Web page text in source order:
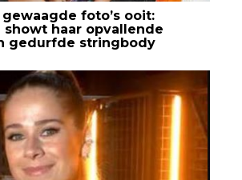
gewaagde foto’s ooit:
haar opvallende
gedurfde stringbody